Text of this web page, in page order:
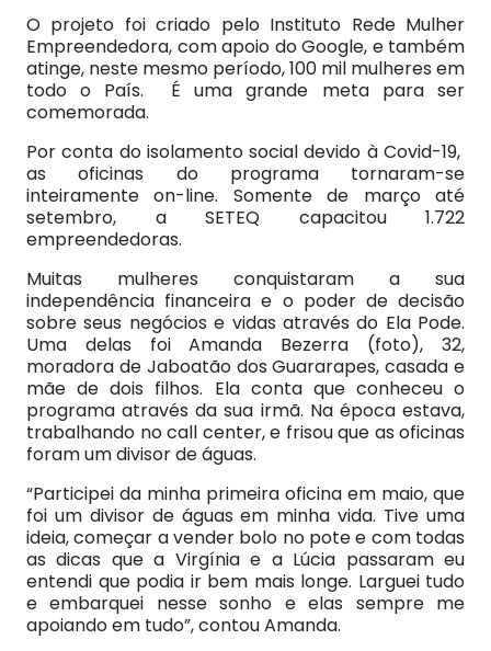
O projeto foi criado pelo Instituto Rede Mulher
Empreendedora, com apoio do Google, e também
atinge, neste mesmo período, 100 mil mulheres em
todo o País. É uma grande meta para ser
comemorada.
Por conta do isolamento social devido à Covid-19,
as oficinas do programa tornaram-se
inteiramente on-line. Somente de março até
setembro, a SETEQ capacitou 1.722
empreendedoras.
Muitas mulheres conquistaram a sua
independência financeira e o poder de decisão
sobre seus negócios e vidas através do Ela Pode.
Uma delas foi Amanda Bezerra (foto), 32,
moradora de Jaboatão dos Guararapes, casada e
mãe de dois filhos. Ela conta que conheceu o
programa através da sua irmã. Na época estava,
trabalhando no call center, e frisou que as oficinas
foram um divisor de águas.
“Participei da minha primeira oficina em maio, que
foi um divisor de águas em minha vida. Tive uma
ideia, começar a vender bolo no pote e com todas
as dicas que a Virgínia e a Lúcia passaram eu
entendi que podia ir bem mais longe. Larguei tudo
e embarquei nesse sonho e elas sempre me
apoiando em tudo”, contou Amanda.